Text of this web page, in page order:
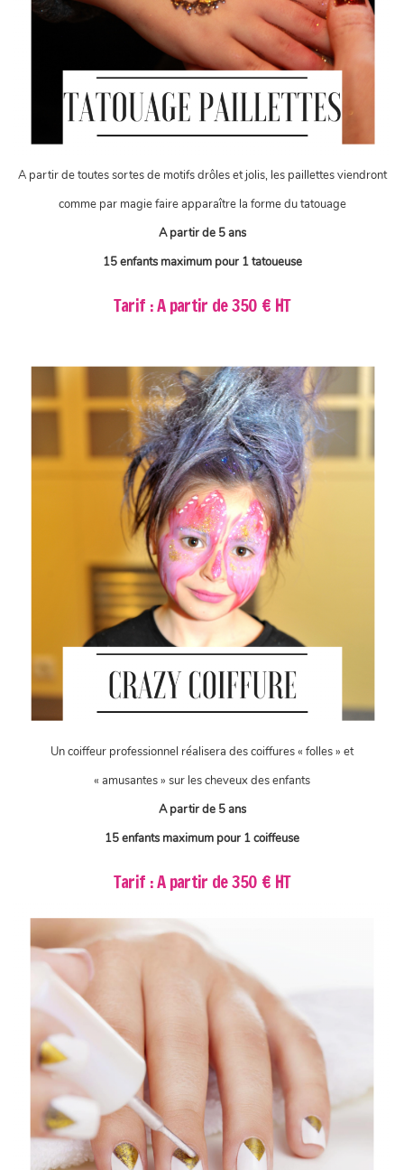
A partir de toutes sortes de motifs drôles et jolis, les paillettes viendront
comme par magie faire apparaître la forme du tatouage
A partir de 5 ans
15 enfants maximum pour 1 tatoueuse
Tarif : A partir de 350 € HT
Un coiffeur professionnel réalisera des coiffures « folles » et
« amusantes » sur les cheveux des enfants
A partir de 5 ans
15 enfants maximum pour 1 coiffeuse
Tarif : A partir de 350 € HT